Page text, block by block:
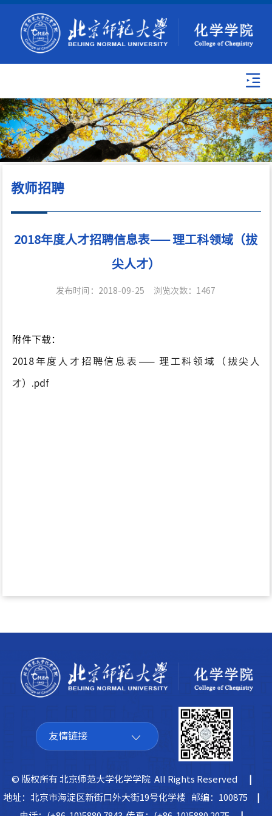
教师招聘
2018年度人才招聘信息表—— 理工科领域（拔
尖人才）
发布时间：2018-09-25 浏览次数： 1467
附件下载：
2018年度人才招聘信息表—— 理工科领域（拔尖人
才）.pdf
友情链接
© 版权所有 北京师范大学化学学院 All Rights Reserved
地址：北京市海淀区新街口外大街19号化学楼 邮编：100875